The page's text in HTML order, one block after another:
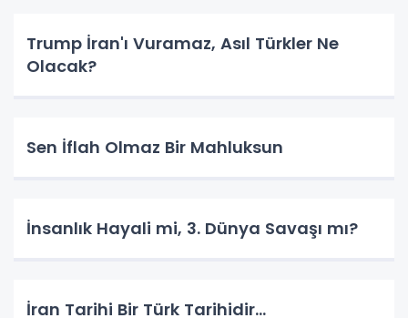
Trump İran'ı Vuramaz, Asıl Türkler Ne
Olacak?
Sen İflah Olmaz Bir Mahluksun
İnsanlık Hayali mi, 3. Dünya Savaşı mı?
İran Tarihi Bir Türk Tarihidir...